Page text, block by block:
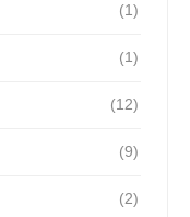
(1)
(1)
(12)
(9)
(2)